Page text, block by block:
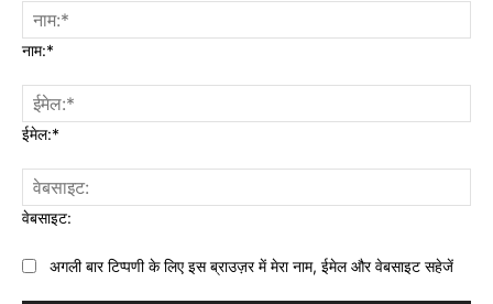
नाम:*
ईमेल:*
वेबसाइट:
अगली बार टिप्पणी के लिए इस ब्राउज़र में मेरा नाम, ईमेल और वेबसाइट सहेजें